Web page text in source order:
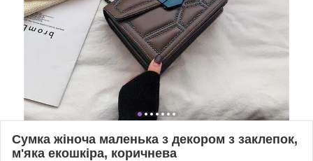
Сумка жіноча маленька з декором з заклепок,
м'яка екошкіра, коричнева